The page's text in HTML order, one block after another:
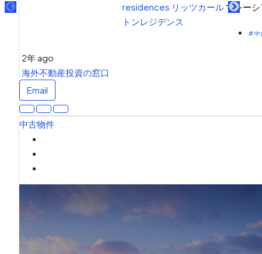
マレーシ
# 中
2年 ago
海外不動産投資の窓口
Email
中古物件